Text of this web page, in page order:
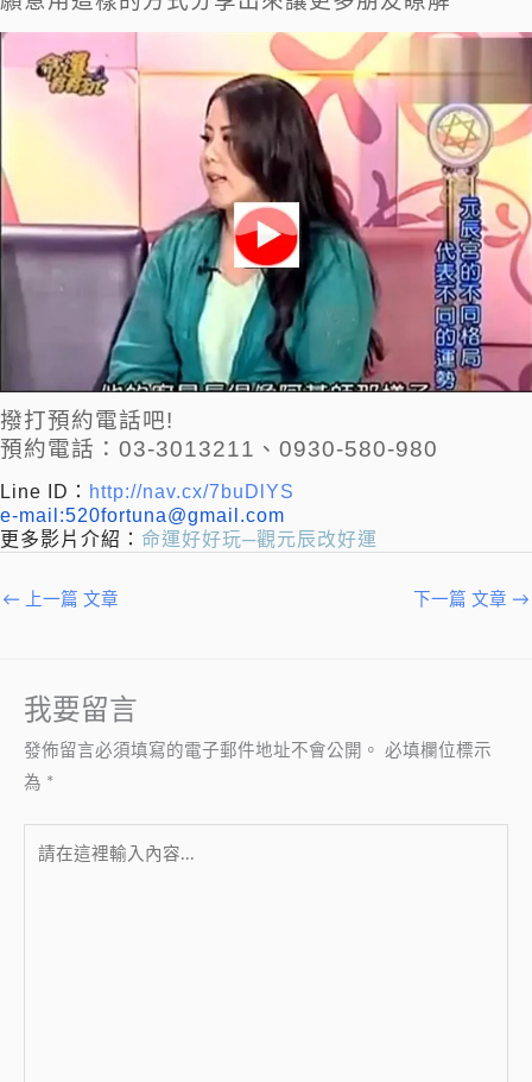
撥打預約電話吧!
預約電話：03-3013211、0930-580-980
Line ID： http://nav.cx/7buDlYS
e-mail:520fortuna@gmail.com
更多影片介紹： 命運好好玩─觀元辰改好運
← 上一篇 文章 下一篇 文章 →
我要留言
發佈留言必須填寫的電子郵件地址不會公開。 必填欄位標示
為 *